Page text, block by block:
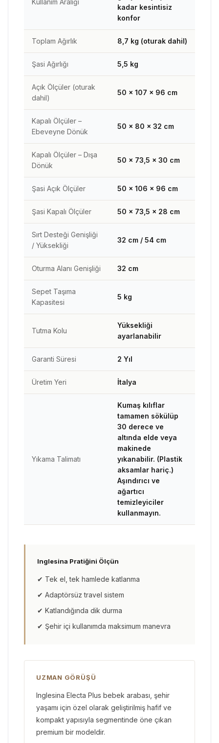
Kullanım Aralığı
kadar kesintisiz
konfor
Toplam Ağırlık 8,7 kg (oturak dahil)
Şasi Ağırlığı 5,5 kg
Açık Ölçüler (oturak
dahil)
50 × 107 × 96 cm
Kapalı Ölçüler –
Ebeveyne Dönük
50 × 80 × 32 cm
Kapalı Ölçüler – Dışa
Dönük
50 × 73,5 × 30 cm
Şasi Açık Ölçüler 50 × 106 × 96 cm
Şasi Kapalı Ölçüler 50 × 73,5 × 28 cm
Sırt Desteği Genişliği
/ Yüksekliği
32 cm / 54 cm
Oturma Alanı Genişliği 32 cm
Sepet Taşıma
Kapasitesi
5 kg
Tutma Kolu
Yüksekliği
ayarlanabilir
Garanti Süresi 2 Yıl
Üretim Yeri İtalya
Yıkama Talimatı
Kumaş kılıflar
tamamen sökülüp
30 derece ve
altında elde veya
makinede
yıkanabilir. (Plastik
aksamlar hariç.)
Aşındırıcı ve
ağartıcı
temizleyiciler
kullanmayın.
Inglesina Pratiğini Ölçün
✔ Tek el, tek hamlede katlanma
✔ Adaptörsüz travel sistem
✔ Katlandığında dik durma
✔ Şehir içi kullanımda maksimum manevra
UZMAN GÖRÜŞÜ
Inglesina Electa Plus bebek arabası, şehir
yaşamı için özel olarak geliştirilmiş hafif ve
kompakt yapısıyla segmentinde öne çıkan
premium bir modeldir.